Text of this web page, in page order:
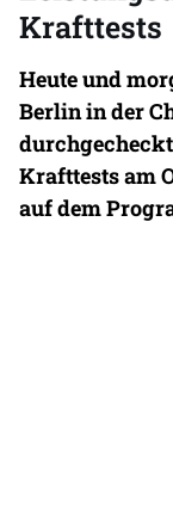
Krafttests
Heute und
Berlin in der
Krafttests am
auf dem